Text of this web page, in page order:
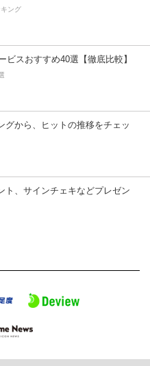
ング
ビスおすすめ40選【徹底比較】
グから、ヒットの推移をチェッ
ト、サインチェキなどプレゼン